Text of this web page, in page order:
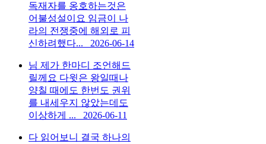
독재자를 옹호하는것은
어불성설이요 임금이 나
라의 전쟁중에 해외로 피
신하려했다...
2026-06-14
님 제가 한마디 조언해드
릴께요 다윗은 왕일때나
양칠 때에도 한번도 권위
를 내세우지 않았는데도
이상하게 ...
2026-06-11
다 읽어보니 결국 하나의